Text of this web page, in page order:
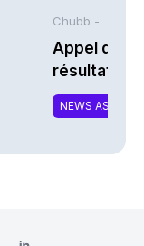
Chubb -
Appel de
résultats
2026 de
NEWS